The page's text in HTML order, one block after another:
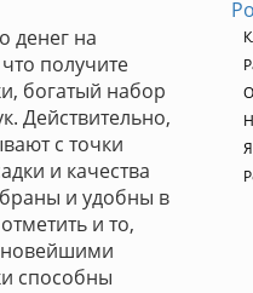
денег на
получите
богатый набор
Действительно,
с точки
и качества
и удобны в
и то,
новейшими
способны